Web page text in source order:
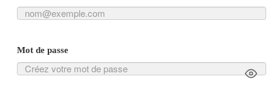
Mot de passe